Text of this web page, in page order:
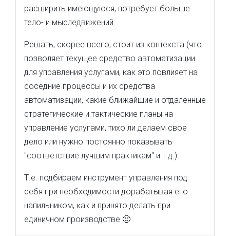
расширить имеющуюся, потребует больше
тело- и мыследвижений.
Решать, скорее всего, стоит из контекста (что
позволяет текущее средство автоматизации
для управления услугами, как это повлияет на
соседние процессы и их средства
автоматизации, какие ближайшие и отдаленные
стратегические и тактические планы на
управление услугами, тихо ли делаем свое
дело или нужно постоянно показывать
"соответствие лучшим практикам" и т.д.).
Т.е. подбираем инструмент управления под
себя при необходимости дорабатывая его
напильником, как и принято делать при
единичном производстве 🙂